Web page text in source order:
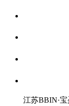
江苏BBIN·